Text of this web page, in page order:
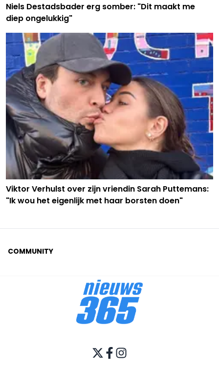
Niels Destadsbader erg somber: "Dit maakt me
diep ongelukkig"
Viktor Verhulst over zijn vriendin Sarah Puttemans:
"Ik wou het eigenlijk met haar borsten doen"
COMMUNITY